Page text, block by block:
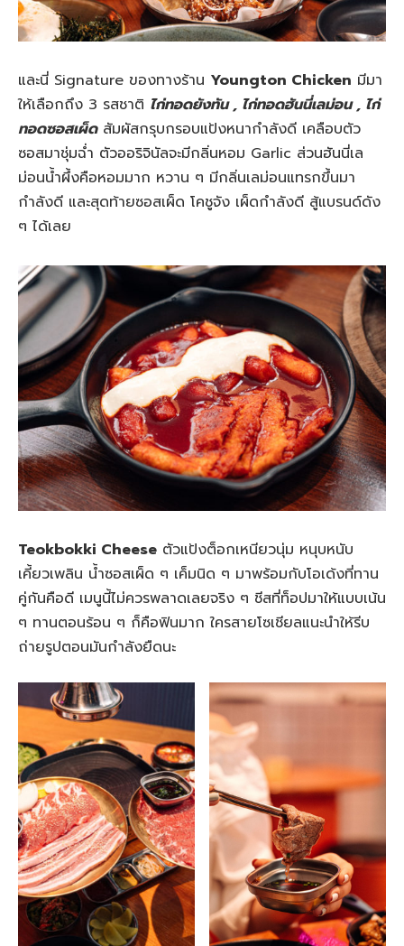
และนี่ Signature ของทางร้าน Youngton Chicken มีมา
ให้เลือกถึง 3 รสชาติ ไก่ทอดยังทัน , ไก่ทอดฮันนี่เลม่อน , ไก่
ทอดซอสเผ็ดสัมผัสกรุบกรอบแป้งหนากำลังดี เคลือบตัว
ซอสมาชุ่มฉ่ำ ตัวออริจินัลจะมีกลิ่นหอม Garlic ส่วนฮันนี่เล
ม่อนน้ำผึ้งคือหอมมาก หวาน ๆ มีกลิ่นเลม่อนแทรกขึ้นมา
กำลังดี และสุดท้ายซอสเผ็ด โคชูจัง เผ็ดกำลังดี สู้แบรนด์ดัง
ๆ ได้เลย
Teokbokki Cheese ตัวแป้งต็อกเหนียวนุ่ม หนุบหนับ
เคี้ยวเพลิน น้ำซอสเผ็ด ๆ เค็มนิด ๆ มาพร้อมกับโอเด้งที่ทาน
คู่กันคือดี เมนูนี้ไม่ควรพลาดเลยจริง ๆ ชีสที่ท็อปมาให้แบบเน้น
ๆ ทานตอนร้อน ๆ ก็คือฟินมาก ใครสายโซเชียลแนะนำให้รีบ
ถ่ายรูปตอนมันกำลังยืดนะ